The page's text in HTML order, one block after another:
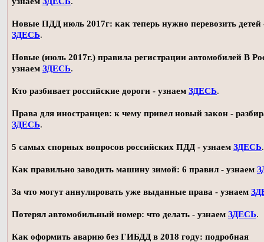
Новые ПДД июль 2017г: как теперь нужно перевозить детей
ЗДЕСЬ.
Новые (июль 2017г.) правила регистрации автомобилей В
узнаем ЗДЕСЬ.
Кто разбивает российские дороги - узнаем ЗДЕСЬ.
Права для иностранцев: к чему привел новый закон -
ЗДЕСЬ.
5 самых спорных вопросов российских ПДД - узнаем ЗДЕСЬ.
Как правильно заводить машину зимой: 6 правил - узнаем
За что могут аннулировать уже выданные права - узнаем
Потерял автомобильный номер: что делать - узнаем ЗДЕСЬ.
Как оформить аварию без ГИБДД в 2018 году: подробная